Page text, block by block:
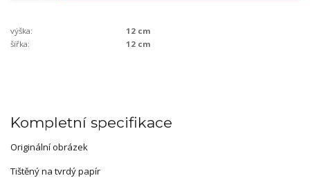
výška:
12 cm
šířka:
12 cm
Kompletní specifikace
Originální obrázek
Tištěný na tvrdý papír